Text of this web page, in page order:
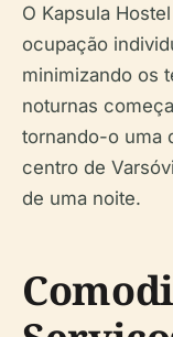
O Kapsula
ocupação
minimizando os
noturnas
tornando-o uma
centro de
de uma noite.